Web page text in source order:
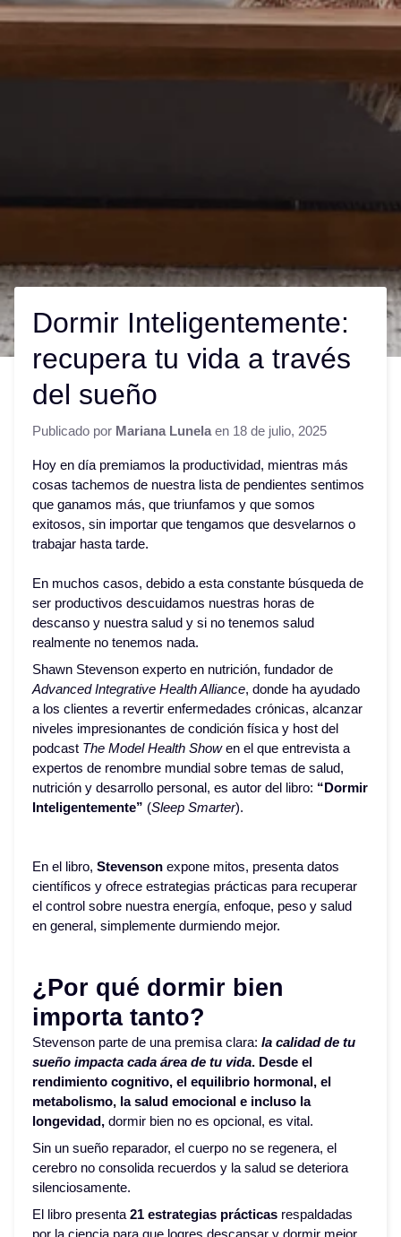
Dormir Inteligentemente:
recupera tu vida a través
del sueño
Publicado por Mariana Lunela en 18 de julio, 2025
Hoy en día premiamos la productividad, mientras más
cosas tachemos de nuestra lista de pendientes sentimos
que ganamos más, que triunfamos y que somos
exitosos, sin importar que tengamos que desvelarnos o
trabajar hasta tarde.
En muchos casos, debido a esta constante búsqueda de
ser productivos descuidamos nuestras horas de
descanso y nuestra salud y si no tenemos salud
realmente no tenemos nada.
Shawn Stevenson experto en nutrición, fundador de
Advanced Integrative Health Alliance, donde ha ayudado
a los clientes a revertir enfermedades crónicas, alcanzar
niveles impresionantes de condición física y host del
podcast The Model Health Showen el que entrevista a
expertos de renombre mundial sobre temas de salud,
nutrición y desarrollo personal, es autor del libro: “Dormir
Inteligentemente” (Sleep Smarter).
En el libro, Stevenson expone mitos, presenta datos
científicos y ofrece estrategias prácticas para recuperar
el control sobre nuestra energía, enfoque, peso y salud
en general, simplemente durmiendo mejor.
¿Por qué dormir bien
importa tanto?
Stevenson parte de una premisa clara: la calidad de tu
sueño impacta cada área de tu vida. Desde el
rendimiento cognitivo, el equilibrio hormonal, el
metabolismo, la salud emocional e incluso la
longevidad, dormir bien no es opcional, es vital.
Sin un sueño reparador, el cuerpo no se regenera, el
cerebro no consolida recuerdos y la salud se deteriora
silenciosamente.
El libro presenta 21 estrategias prácticas respaldadas